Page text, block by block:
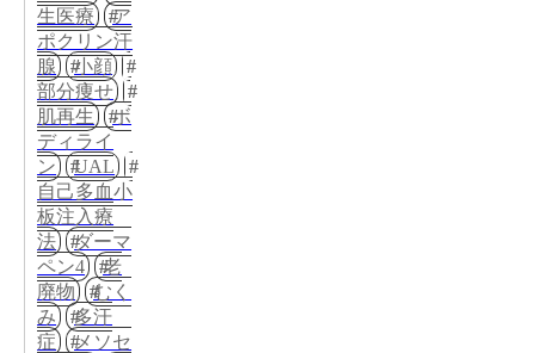
生医療
ア
ポクリン汗
腺
小顔
部分痩せ
肌再生
ボ
ディライ
ン
UAL
自己多血小
板注入療
法
ダーマ
ペン4
老
廃物
むく
み
多汗
症
メソセ